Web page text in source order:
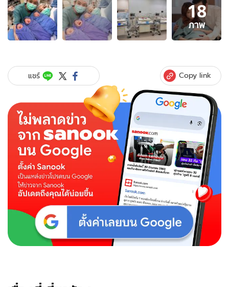
ภาพ
18
ภาพ
ของ
ยิ้ม
แก้ม
เผย
โมเมนต์
แห่ง
ความ
ภรรยา
คลอด
แฝด
แล้ว
18
ภาพ
แชร์ Copy link